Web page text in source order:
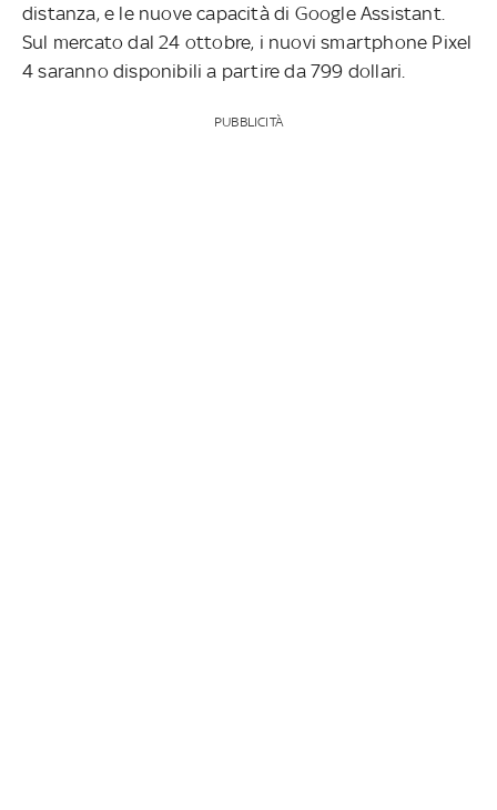
distanza, e le nuove capacità di Google Assistant.
Sul mercato dal 24 ottobre, i nuovi smartphone Pixel
4 saranno disponibili a partire da 799 dollari.
PUBBLICITÀ